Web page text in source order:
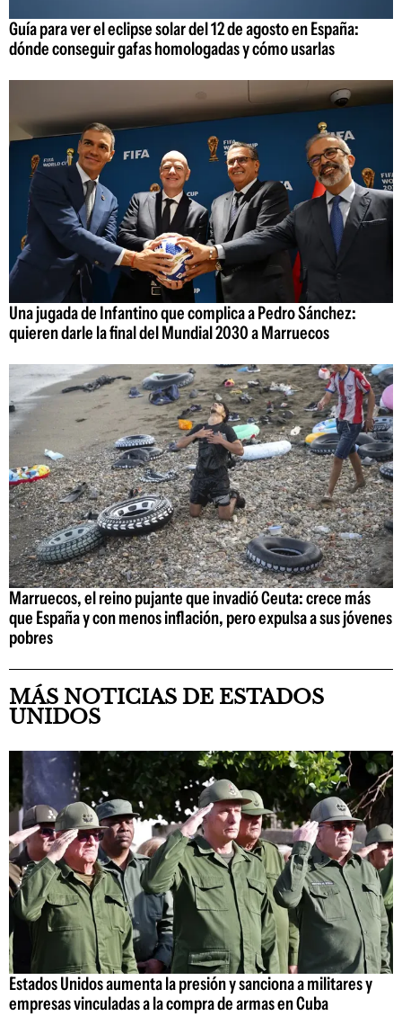
Guía para ver el eclipse solar del 12 de agosto en España:
dónde conseguir gafas homologadas y cómo usarlas
Una jugada de Infantino que complica a Pedro Sánchez:
quieren darle la final del Mundial 2030 a Marruecos
Marruecos, el reino pujante que invadió Ceuta: crece más
que España y con menos inflación, pero expulsa a sus jóvenes
pobres
MÁS NOTICIAS DE ESTADOS
UNIDOS
Estados Unidos aumenta la presión y sanciona a militares y
empresas vinculadas a la compra de armas en Cuba